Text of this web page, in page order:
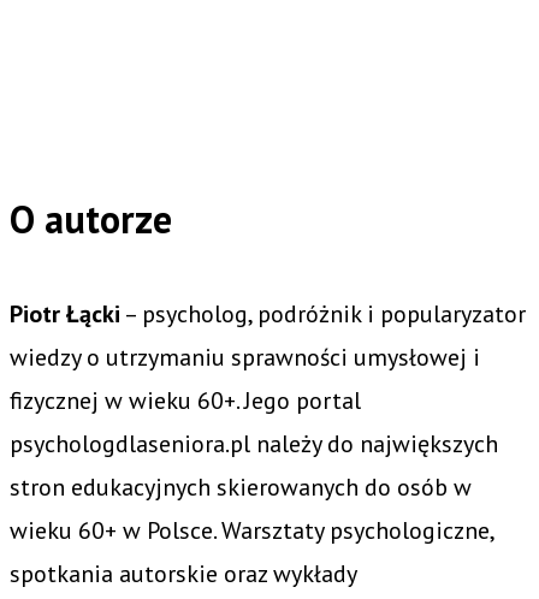
O autorze
Piotr Łącki – psycholog, podróżnik i popularyzator
wiedzy o utrzymaniu sprawności umysłowej i
fizycznej w wieku 60+. Jego portal
psychologdlaseniora.pl należy do największych
stron edukacyjnych skierowanych do osób w
wieku 60+ w Polsce. Warsztaty psychologiczne,
spotkania autorskie oraz wykłady